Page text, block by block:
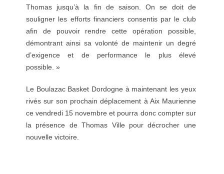
Thomas jusqu’à la fin de saison. On se doit de
souligner les efforts financiers consentis par le club
afin de pouvoir rendre cette opération possible,
démontrant ainsi sa volonté de maintenir un degré
d’exigence et de performance le plus élevé
possible. »
Le Boulazac Basket Dordogne à maintenant les yeux
rivés sur son prochain déplacement à Aix Maurienne
ce vendredi 15 novembre et pourra donc compter sur
la présence de Thomas Ville pour décrocher une
nouvelle victoire.